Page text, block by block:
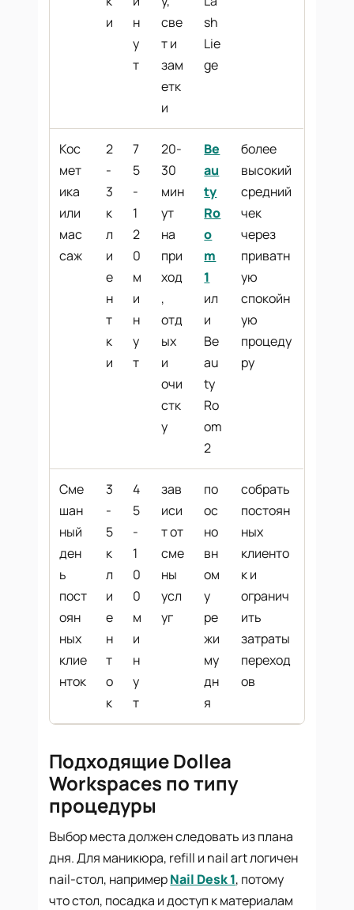
и
н
у
т
све
т и
зам
етк
и
sh
Lie
ge
Кос
мет
ика
или
мас
саж
2
-
3
к
л
и
е
н
т
к
и
7
5
-
1
2
0
м
и
н
у
т
20-
30
мин
ут
на
при
ход
,
отд
ых
и
очи
стк
у
Be
au
ty
Ro
o
m
1
ил
и
Be
au
ty
Ro
om
2
более
высокий
средний
чек
через
приватн
ую
спокойн
ую
процеду
ру
Сме
шан
ный
ден
ь
пост
оян
ных
клие
нток
3
-
5
к
л
и
е
н
т
о
к
4
5
-
1
0
0
м
и
н
у
т
зав
иси
т от
сме
ны
усл
уг
по
ос
но
вн
ом
у
ре
жи
му
дн
я
собрать
постоян
ных
клиенто
к и
огранич
ить
затраты
переход
ов
Подходящие Dollea
Workspaces по типу
процедуры
Выбор места должен следовать из плана
дня. Для маникюра, refill и nail art логичен
nail-стол, напримерNail Desk 1, потому
что стол, посадка и доступ к материалам